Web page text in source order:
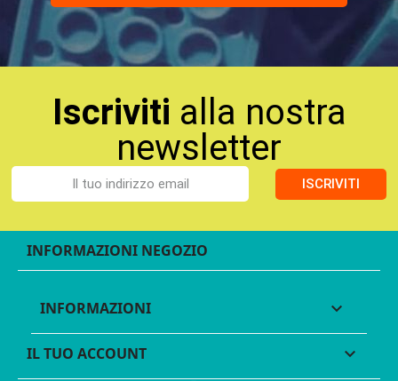
Iscriviti alla nostra
newsletter
ISCRIVITI
INFORMAZIONI NEGOZIO
INFORMAZIONI 
IL TUO ACCOUNT 